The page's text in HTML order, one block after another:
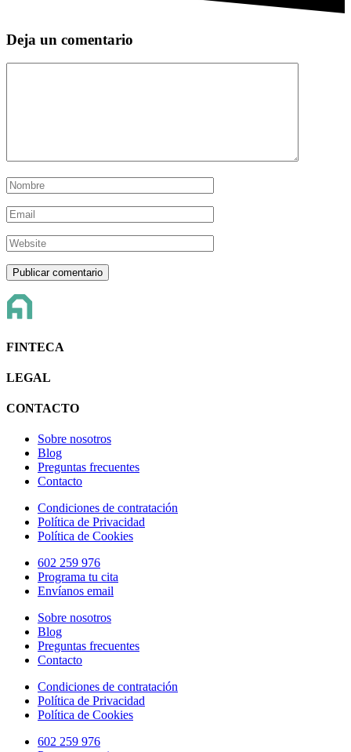
Deja un comentario
FINTECA
LEGAL
CONTACTO
Sobre nosotros
Blog
Preguntas frecuentes
Contacto
Condiciones de contratación
Política de Privacidad
Política de Cookies
602 259 976
Programa tu cita
Envíanos email
Sobre nosotros
Blog
Preguntas frecuentes
Contacto
Condiciones de contratación
Política de Privacidad
Política de Cookies
602 259 976